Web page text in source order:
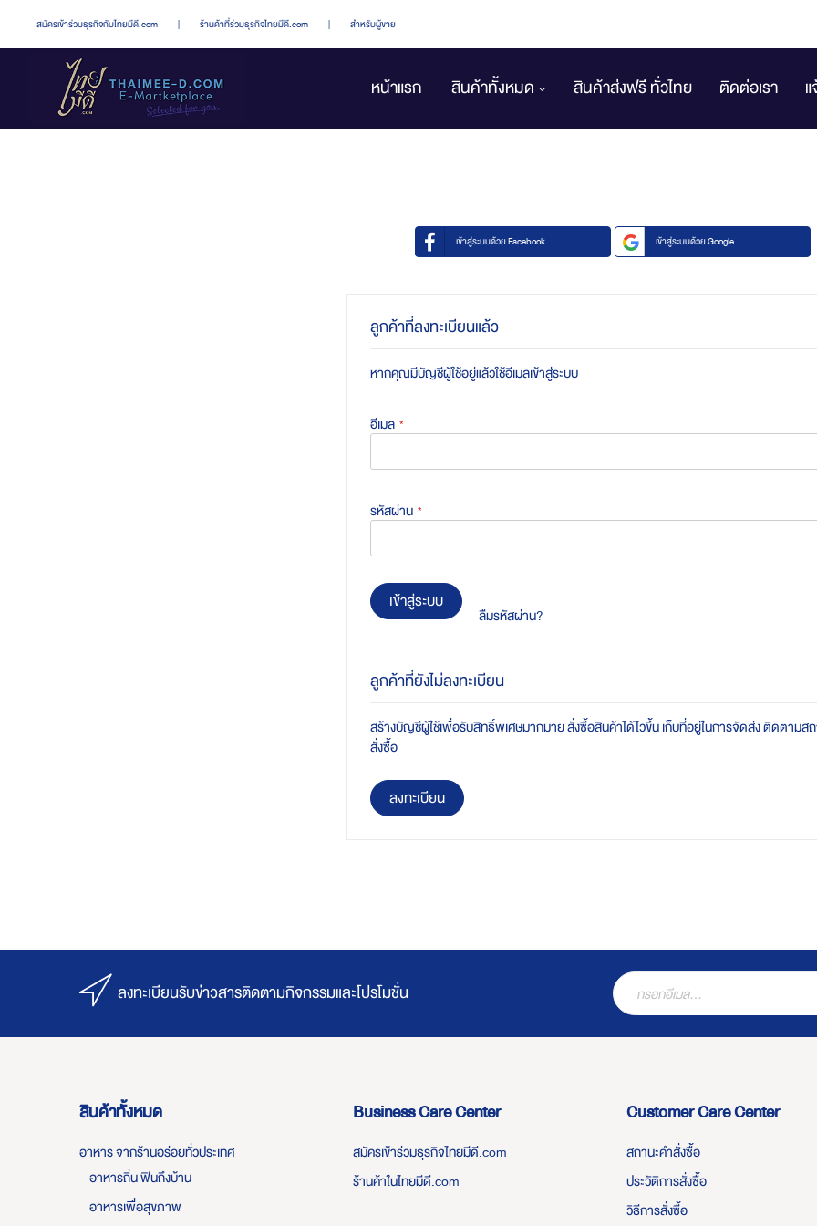
สมัครเข้าร่วมธุรกิจกับไทยมีดี.com | ร้านค้าที่ร่วมธุรกิจไทยมีดี.com | สำหรับผู้ขาย
หน้าแรก สินค้าทั้งหมด สินค้าส่งฟรี ทั่วไทย ติดต่อเรา
เข้าสู่ระบบด้วย Facebook เข้าสู่ระบบด้วย Google
ลูกค้าที่ลงทะเบียนแล้ว
หากคุณมีบัญชีผู้ใช้อยู่แล้วใช้อีเมลเข้าสู่ระบบ
อีเมล
รหัสผ่าน
เข้าสู่ระบบ
ลืมรหัสผ่าน?
ลูกค้าที่ยังไม่ลงทะเบียน
สร้างบัญชีผู้ใช้เพื่อรับสิทธิ์พิเศษมากมาย สั่งซื้อสินค้าได้ไวขึ้น เก็บที่อยู่ในการจัดส่ง ติดตามส
สั่งซื้อ
ลงทะเบียน
ลงทะเบียนรับข่าวสารติดตามกิจกรรมและโปรโมชั่น
สินค้าทั้งหมด
อาหาร จากร้านอร่อยทั่วประเทศ
อาหารถิ่น ฟินถึงบ้าน
อาหารเพื่อสุขภาพ
Business Care Center
สมัครเข้าร่วมธุรกิจไทยมีดี.com
ร้านค้าในไทยมีดี.com
Customer Care Center
สถานะคำสั่งซื้อ
ประวัติการสั่งซื้อ
วิธีการสั่งซื้อ